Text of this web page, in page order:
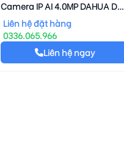
Camera IP AI 4.0MP DAHUA DH-
IPC-HDW3441TMP-AS
Liên hệ đặt hàng
0336.065.966
Liên hệ ngay